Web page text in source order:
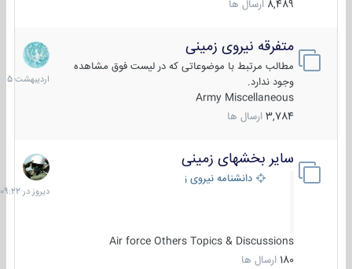
8,489 ارسال ها
متفرقه نیروی زمینی
مطالب مرتبط با موضوعاتی که در لیست فوق مشاهده
وجود ندارد.
Army Miscellaneous
3,784 ارسال ها
27
1405
سایر بخشهای زمینی
دانشنامه نیروی زمینی
Air force Others Topics & Discussions
180 ارسال ها
دیروز
در
09:22